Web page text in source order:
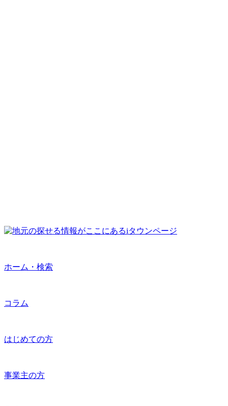
ホーム・検索
コラム
はじめての方
事業主の方